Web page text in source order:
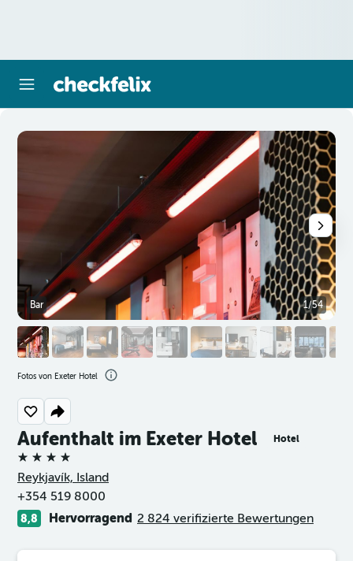
Aufenthalt im Exeter Hotel Hotel
4 Sterne
Reykjavík, Island
+354 519 8000
8,8 Hervorragend 2 824 verifizierte Bewertungen
Bar 1/54
Fotos von Exeter Hotel